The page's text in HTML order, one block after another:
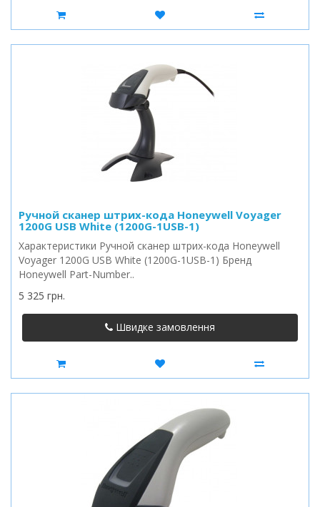
Ручной сканер штрих-кода Honeywell Voyager
1200G USB White (1200G-1USB-1)
Характеристики Ручной сканер штрих-кода Honeywell
Voyager 1200G USB White (1200G-1USB-1) Бренд
Honeywell Part-Number..
5 325 грн.
Швидке замовлення